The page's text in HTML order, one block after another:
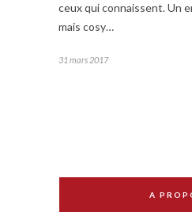
ceux qui connaissent. Un
mais cosy…
31 mars 2017
A